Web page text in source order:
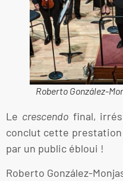
Roberto González-
Le crescendo final,
conclut cette prestation
par un public ébloui !
Roberto González-